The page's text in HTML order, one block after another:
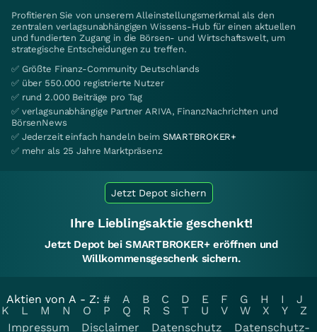
Profitieren Sie von unserem Alleinstellungsmerkmal als den
zentralen verlagsunabhängigen Wissens-Hub für einen aktuellen
und fundierten Zugang in die Börsen- und Wirtschaftswelt, um
strategische Entscheidungen zu treffen.
✅ Größte Finanz-Community Deutschlands
✅ über 550.000 registrierte Nutzer
✅ rund 2.000 Beiträge pro Tag
✅ verlagsunabhängige Partner ARIVA, FinanzNachrichten und
BörsenNews
✅ Jederzeit einfach handeln beim SMARTBROKER+
✅ mehr als 25 Jahre Marktpräsenz
Jetzt Depot sichern
Ihre Lieblingsaktie geschenkt!
Jetzt Depot bei SMARTBROKER+ eröffnen und
Willkommensgeschenk sichern.
Aktien von A - Z: # A B C D E F G H I
J
K
L M N O P Q R S T U V W X Y
Z
Impressum
Disclaimer Datenschutz Datenschutz-